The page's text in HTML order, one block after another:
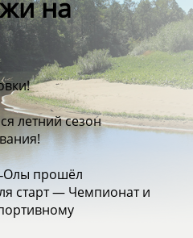
на
летний сезон
прошёл
старт — Чемпионат и